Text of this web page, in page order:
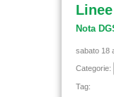
Nota
sabato 18
Categorie:
Tag: